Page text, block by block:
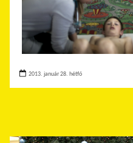
2013. január 28. hétfő